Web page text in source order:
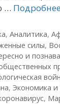
…
, Аналитика,
силы,
и
, Экономика
,